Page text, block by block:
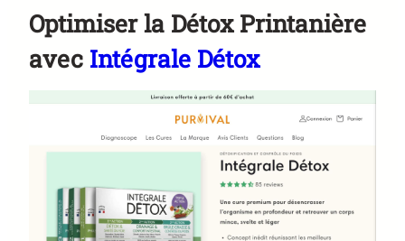
Optimiser la Détox Printanière
avec Intégrale Détox